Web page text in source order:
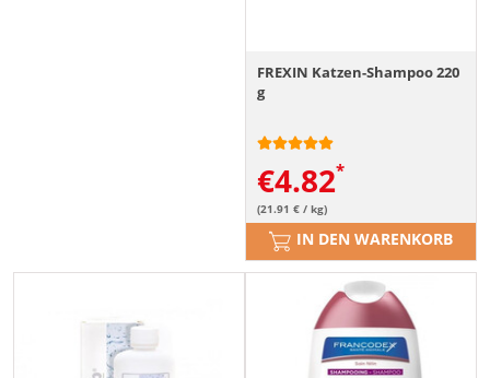
FREXIN Katzen-Shampoo 220
g
€4.82
(21.91 € / kg)
IN DEN WARENKORB